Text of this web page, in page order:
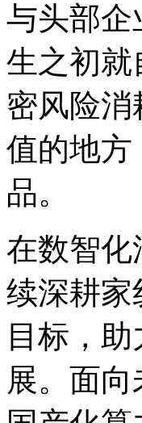
与头部
生之初就
密风险消
值的地方
品。
在数智化
续深耕家
目标
展。面向